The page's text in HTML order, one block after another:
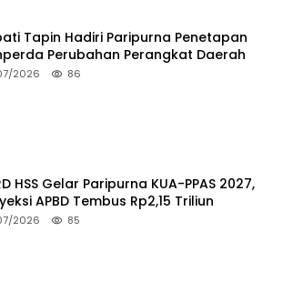
Tapin Hadiri Paripurna Penetapan
Perubahan Perangkat Daerah
2026 86
HSS Gelar Paripurna KUA-PPAS 2027,
APBD Tembus Rp2,15 Triliun
2026 85